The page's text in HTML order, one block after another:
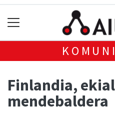
Finlandia,
mendebaldera